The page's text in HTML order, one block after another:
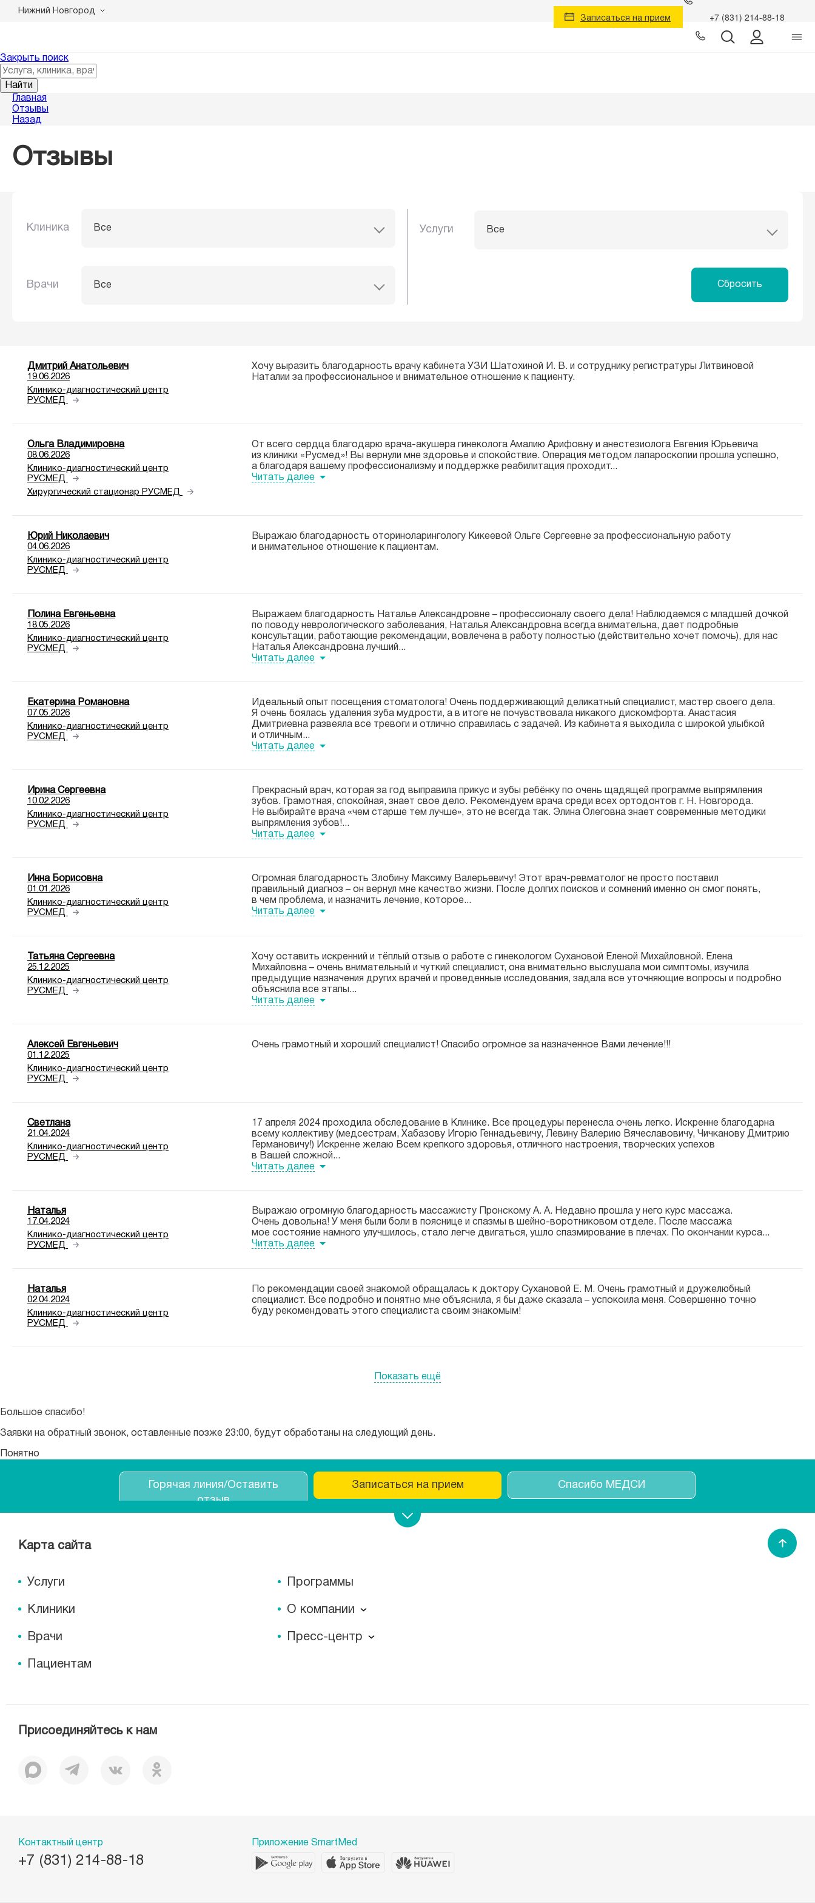
Нижний Новгород Записаться на прием +7 (831) 214-88-18
Личный
Закрыть поиск
Найти
Главная
Отзывы
Назад
Отзывы
Клиника Все
Врачи Все
Услуги Все
Сбросить
Дмитрий Анатольевич
19.06.2026
Клинико-диагностический центр
РУСМЕД
Хочу выразить благодарность врачу кабинета УЗИ Шатохиной И. В. и сотруднику регистратуры Литвиновой
Наталии за профессиональное и внимательное отношение к пациенту.
Ольга Владимировна
08.06.2026
Клинико-диагностический центр
РУСМЕД
Хирургический стационар РУСМЕД
От всего сердца благодарю врача-акушера гинеколога Амалию Арифовну и анестезиолога Евгения Юрьевича
из клиники «Русмед»! Вы вернули мне здоровье и спокойствие. Операция методом лапароскопии прошла успешно,
а благодаря вашему профессионализму и поддержке реабилитация проходит...
Читать далее
Юрий Николаевич
04.06.2026
Клинико-диагностический центр
РУСМЕД
Выражаю благодарность оториноларингологу Кикеевой Ольге Сергеевне за профессиональную работу
и внимательное отношение к пациентам.
Полина Евгеньевна
18.05.2026
Клинико-диагностический центр
РУСМЕД
Выражаем благодарность Наталье Александровне – профессионалу своего дела! Наблюдаемся с младшей дочкой
по поводу неврологического заболевания, Наталья Александровна всегда внимательна, дает подробные
консультации, работающие рекомендации, вовлечена в работу полностью (действительно хочет помочь), для нас
Наталья Александровна лучший...
Читать далее
Екатерина Романовна
07.05.2026
Клинико-диагностический центр
РУСМЕД
Идеальный опыт посещения стоматолога! Очень поддерживающий деликатный специалист, мастер своего дела.
Я очень боялась удаления зуба мудрости, а в итоге не почувствовала никакого дискомфорта. Анастасия
Дмитриевна развеяла все тревоги и отлично справилась с задачей. Из кабинета я выходила с широкой улыбкой
и отличным...
Читать далее
Ирина Сергеевна
10.02.2026
Клинико-диагностический центр
РУСМЕД
Прекрасный врач, которая за год выправила прикус и зубы ребёнку по очень щадящей программе выпрямления
зубов. Грамотная, спокойная, знает свое дело. Рекомендуем врача среди всех ортодонтов г. Н. Новгорода.
Не выбирайте врача «чем старше тем лучше», это не всегда так. Элина Олеговна знает современные методики
выпрямления зубов!...
Читать далее
Инна Борисовна
01.01.2026
Клинико-диагностический центр
РУСМЕД
Огромная благодарность Злобину Максиму Валерьевичу! Этот врач-ревматологне просто поставил
правильный диагноз – он вернул мне качество жизни. После долгих поисков и сомнений именно он смог понять,
в чем проблема, и назначить лечение, которое...
Читать далее
Татьяна Сергеевна
25.12.2025
Клинико-диагностический центр
РУСМЕД
Хочу оставить искренний и тёплый отзыв о работе с гинекологом Сухановой Еленой Михайловной. Елена
Михайловна – очень внимательный и чуткий специалист, она внимательно выслушала мои симптомы, изучила
предыдущие назначения других врачей и проведенные исследования, задала все уточняющие вопросы и подробно
объяснила все этапы...
Читать далее
Алексей Евгеньевич
01.12.2025
Клинико-диагностический центр
РУСМЕД
Очень грамотный и хороший специалист! Спасибо огромное за назначенное Вами лечение!!!
Светлана
21.04.2024
Клинико-диагностический центр
РУСМЕД
17 апреля 2024 проходила обследование в Клинике. Все процедуры перенесла очень легко. Искренне благодарна
всему коллективу (медсестрам, Хабазову Игорю Геннадьевичу, Левину Валерию Вячеславовичу, Чичканову Дмитрию
Германовичу!) Искренне желаю Всем крепкого здоровья, отличного настроения, творческих успехов
в Вашей сложной...
Читать далее
Наталья
17.04.2024
Клинико-диагностический центр
РУСМЕД
Выражаю огромную благодарность массажисту Пронскому А. А. Недавно прошла у него курс массажа.
Очень довольна! У меня были боли в пояснице и спазмы в шейно-воротниковом отделе. После массажа
мое состояние намного улучшилось, стало легче двигаться, ушло спазмирование в плечах. По окончании курса...
Читать далее
Наталья
02.04.2024
Клинико-диагностический центр
РУСМЕД
По рекомендации своей знакомой обращалась к доктору Сухановой Е. М. Очень грамотный и дружелюбный
специалист. Все подробно и понятно мне объяснила, я бы даже сказала – успокоила меня. Совершенно точно
буду рекомендовать этого специалиста своим знакомым!
Показать ещё
Большое спасибо!
Заявки на обратный звонок, оставленные позже 23:00, будут обработаны на следующий день.
Понятно
Горячая линия/Оставить
отзыв
Записаться на прием Спасибо МЕДСИ
Карта сайта
Услуги
Клиники
Врачи
Пациентам
Программы
О компании
О компании
Пресс-центр
Присоединяйтесь к нам
Контактный центр
+7 (831) 214-88-18
Приложение SmartMed